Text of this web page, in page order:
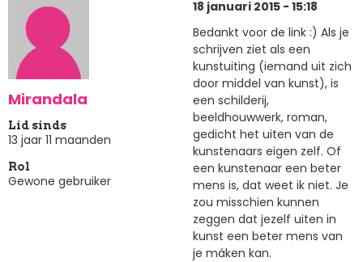
Mirandala
Lid sinds
13 jaar 11 maanden
Rol
Gewone gebruiker
18 januari 2015 - 15:18
Bedankt voor de link :) Als je
schrijven ziet als een
kunstuiting (iemand uit zich
door middel van kunst), is
een schilderij,
beeldhouwwerk, roman,
gedicht het uiten van de
kunstenaars eigen zelf. Of
een kunstenaar een beter
mens is, dat weet ik niet. Je
zou misschien kunnen
zeggen dat jezelf uiten in
kunst een beter mens van
je máken kan.